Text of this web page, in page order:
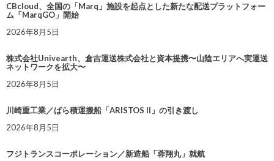
CBcloud、全国の「Marq」施設を起点とした新たな配送プラットフォー
ム「MarqGO」開始
2026年8月5日
株式会社Univearth、倉吉運送株式会社と資本提携〜山陰エリアへ実運送
ネットワークを拡大〜
2026年8月5日
川崎重工業／ばら積運搬船「ARISTOS II」の引き渡し
2026年8月5日
フジトランスコーポレーション／新造船「蓉翔丸」就航